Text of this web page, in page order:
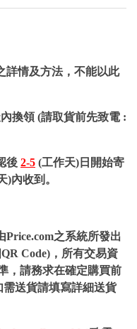
詳情及方法，不能以此
換領 (請取貨前先致電 :
後 2-5 (工作天)日開始寄
)內收到。
之系統所發出
Code)，所有交易資
，請務求在確定購買前
送貨請填寫詳細送貨